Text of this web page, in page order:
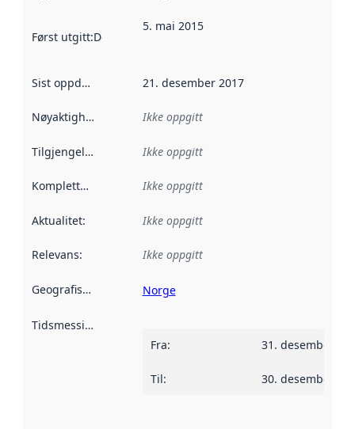
Først utgitt:Denne datoen sier når dataene i dette
5. mai 2015
Sist oppdatert 21. desember 2017
Nøyaktighet Ikke oppgitt
Tilgjengelighet Ikke oppgitt
Kompletthet Ikke oppgitt
Aktualitet: Ikke oppgitt
Relevans: Ikke oppgitt
Geografisk avgrensning :
Norge
Tidsmessig avgrensning
Fra: 31. desember
Til: 30. desember